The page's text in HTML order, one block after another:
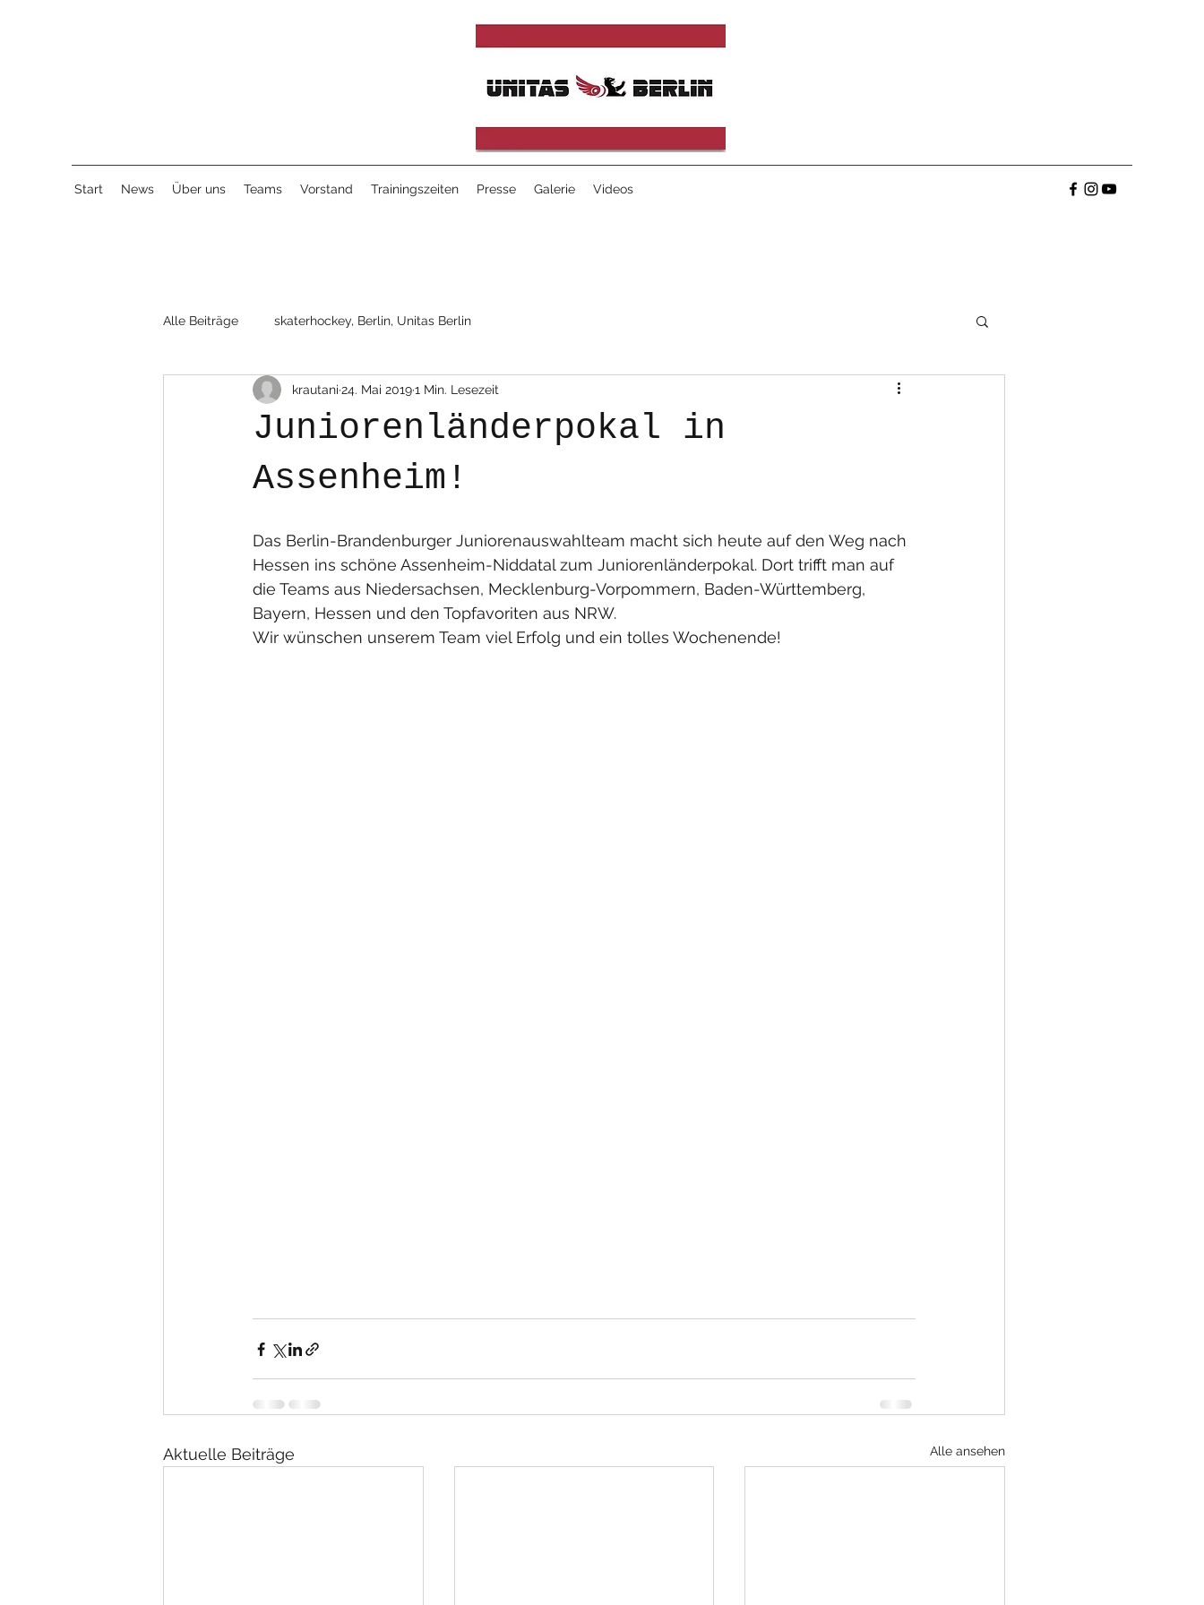
Start News Über uns Teams Vorstand Trainingszeiten Presse Galerie Videos
Alle Beiträge skaterhockey, Berlin, Unitas Berlin
Juniorenländerpokal in
Assenheim!
krautani 24. Mai 20191 Min. Lesezeit
Das Berlin-Brandenburger Juniorenauswahlteam macht sich heute auf den Weg nach
Hessen ins schöne Assenheim-Niddatal zum Juniorenländerpokal. Dort trifft man auf
die Teams aus Niedersachsen, Mecklenburg-Vorpommern, Baden-Württemberg,
Bayern, Hessen und den Topfavoriten aus NRW.
Wir wünschen unserem Team viel Erfolg und ein tolles Wochenende!
Aktuelle Beiträge Alle ansehen